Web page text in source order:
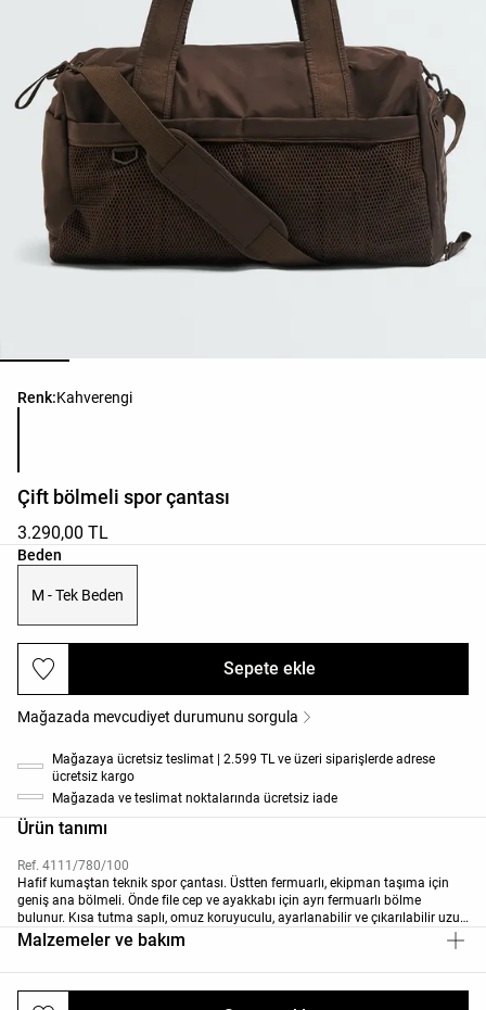
Renk:Kahverengi
Ürün renk listesi
Çift bölmeli spor çantası
3.290,00 TL
Beden
Ürün beden listesi
M - Tek Beden
Sepete ekle
Mağazada mevcudiyet durumunu sorgula
Mağazaya ücretsiz teslimat | 2.599 TL ve üzeri siparişlerde adrese
ücretsiz kargo
Mağazada ve teslimat noktalarında ücretsiz iade
Ürün tanımı
Ref. 4111/780/100
Hafif kumaştan teknik spor çantası. Üstten fermuarlı, ekipman taşıma için
geniş ana bölmeli. Önde file cep ve ayakkabı için ayrı fermuarlı bölme
bulunur. Kısa tutma saplı, omuz koruyuculu, ayarlanabilir ve çıkarılabilir uzun
askılı. Ölçüler: 39x49x23 cm. Askı uzunluğu: 26 cm. Kapasite: 43 L.
Malzemeler ve bakım